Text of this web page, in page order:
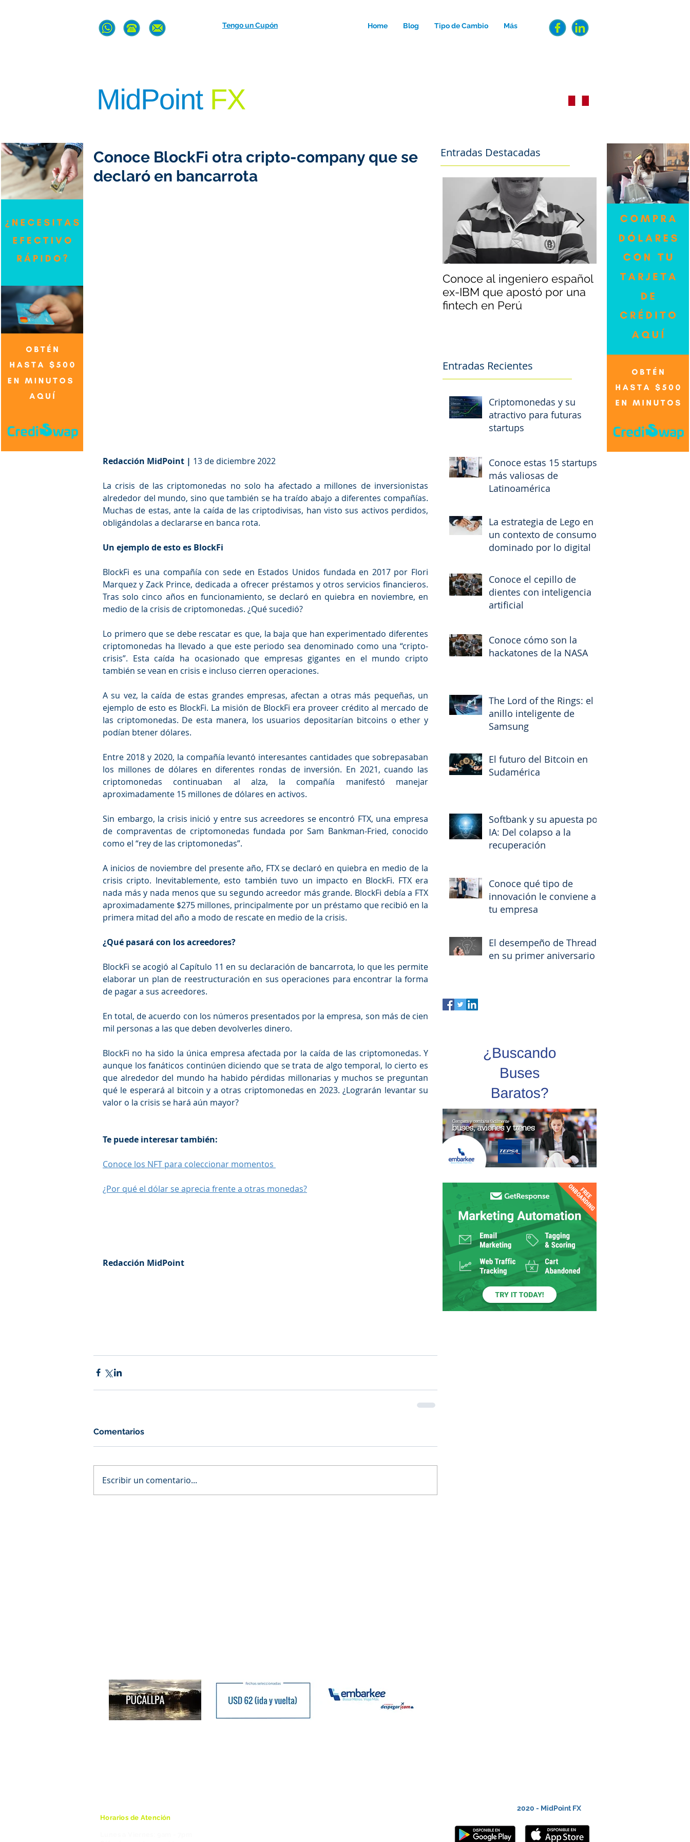
Tengo un Cupón Home Blog Tipo de Cambio Más
Conoce BlockFi otra cripto-company que se
declaró en bancarrota
Redacción MidPoint | 13 de diciembre 2022
La crisis de las criptomonedas no solo ha afectado a millones de inversionistas
alrededor del mundo, sino que también se ha traído abajo a diferentes compañías.
Muchas de estas, ante la caída de las criptodivisas, han visto sus activos perdidos,
obligándolas a declararse en banca rota.
Un ejemplo de esto es BlockFi
BlockFi es una compañía con sede en Estados Unidos fundada en 2017 por Flori
Marquez y Zack Prince, dedicada a ofrecer préstamos y otros servicios financieros.
Tras solo cinco años en funcionamiento, se declaró en quiebra en noviembre, en
medio de la crisis de criptomonedas. ¿Qué sucedió?
Lo primero que se debe rescatar es que, la baja que han experimentado diferentes
criptomonedas ha llevado a que este periodo sea denominado como una “cripto-
crisis”. Esta caída ha ocasionado que empresas gigantes en el mundo cripto
también se vean en crisis e incluso cierren operaciones.
A su vez, la caída de estas grandes empresas, afectan a otras más pequeñas, un
ejemplo de esto es BlockFi. La misión de BlockFi era proveer crédito al mercado de
las criptomonedas. De esta manera, los usuarios depositarían bitcoins o ether y
podían btener dólares.
Entre 2018 y 2020, la compañía levantó interesantes cantidades que sobrepasaban
los millones de dólares en diferentes rondas de inversión. En 2021, cuando las
criptomonedas continuaban al alza, la compañía manifestó manejar
aproximadamente 15 millones de dólares en activos.
Sin embargo, la crisis inició y entre sus acreedores se encontró FTX, una empresa
de compraventas de criptomonedas fundada por Sam Bankman-Fried, conocido
como el “rey de las criptomonedas”.
A inicios de noviembre del presente año, FTX se declaró en quiebra en medio de la
crisis cripto. Inevitablemente, esto también tuvo un impacto en BlockFi. FTX era
nada más y nada menos que su segundo acreedor más grande. BlockFi debía a FTX
aproximadamente $275 millones, principalmente por un préstamo que recibió en la
primera mitad del año a modo de rescate en medio de la crisis.
¿Qué pasará con los acreedores?
BlockFi se acogió al Capítulo 11 en su declaración de bancarrota, lo que les permite
elaborar un plan de reestructuración en sus operaciones para encontrar la forma
de pagar a sus acreedores.
En total, de acuerdo con los números presentados por la empresa, son más de cien
mil personas a las que deben devolverles dinero.
BlockFi no ha sido la única empresa afectada por la caída de las criptomonedas. Y
aunque los fanáticos continúen diciendo que se trata de algo temporal, lo cierto es
que alrededor del mundo ha habido pérdidas millonarias y muchos se preguntan
qué le esperará al bitcoin y a otras criptomonedas en 2023. ¿Lograrán levantar su
valor o la crisis se hará aún mayor?
Te puede interesar también:
Conoce los NFT para coleccionar momentos
¿Por qué el dólar se aprecia frente a otras monedas?
Redacción MidPoint
Comentarios
Escribir un comentario...
Entradas Destacadas
Conoce al ingeniero español
ex-IBM que apostó por una
fintech en Perú
¿Cómo saber
buen momento
Entradas Recientes
Criptomonedas y su
atractivo para futuras
startups
Conoce estas 15 startups
más valiosas de
Latinoamérica
La estrategia de Lego en
un contexto de consumo
dominado por lo digital
Conoce el cepillo de
dientes con inteligencia
artificial
Conoce cómo son la
hackatones de la NASA
The Lord of the Rings: el
anillo inteligente de
Samsung
El futuro del Bitcoin en
Sudamérica
Softbank y su apuesta por
IA: Del colapso a la
recuperación
Conoce qué tipo de
innovación le conviene a
tu empresa
El desempeño de Threads
en su primer aniversario
Horarios de Atención
2020 - MidPoint FX